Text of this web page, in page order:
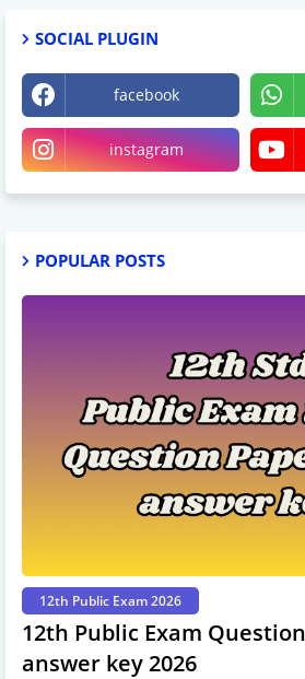
SOCIAL PLUGIN
facebook
instagram
POPULAR POSTS
12th Public Exam 2026
12th Public Exam
answer key 2026